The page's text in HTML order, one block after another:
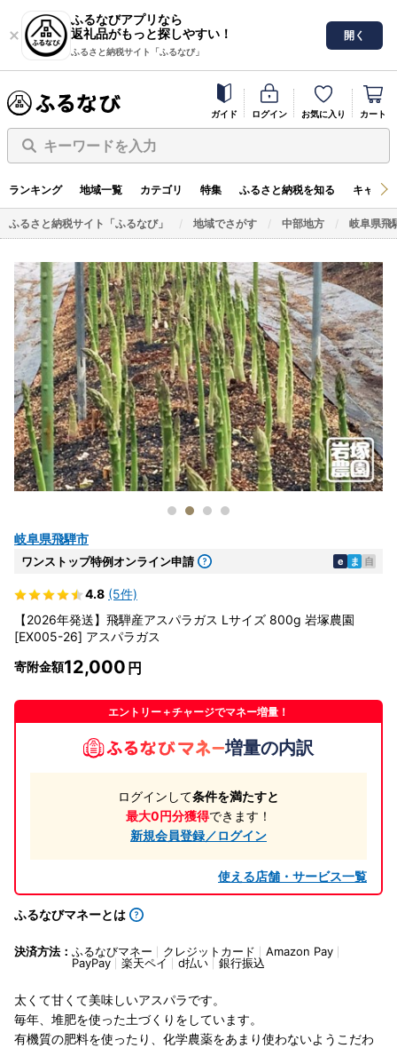
ふるなびアプリなら
返礼品がもっと探しやすい！
ふるさと納税サイト「ふるなび」
開く
ガイド ログイン お気に入り カート
キーワードを入力
ランキング 地域一覧 カテゴリ 特集 ふるさと納税を知る キャン
ふるさと納税サイト「ふるなび」 地域でさがす 中部地方 岐阜県飛
岐阜県飛騨市
ワンストップ特例オンライン申請 e ま 自
4.8 (5件)
【2026年発送】飛騨産アスパラガス Lサイズ 800g 岩塚農園
[EX005-26] アスパラガス
寄附金額12,000
エントリー＋チャージでマネー増量！
増量の内訳
ログインして条件を満たすと
最大0円分獲得できます！
新規会員登録／ログイン
使える店舗・サービス一覧
ふるなびマネーとは
決済方法： ふるなびマネー クレジットカード
Amazon Pay
PayPay
楽天ペイ d払い 銀行振込
太くて甘くて美味しいアスパラです。
毎年、堆肥を使った土づくりをしています。
有機質の肥料を使ったり、化学農薬をあまり使わないようこだわ